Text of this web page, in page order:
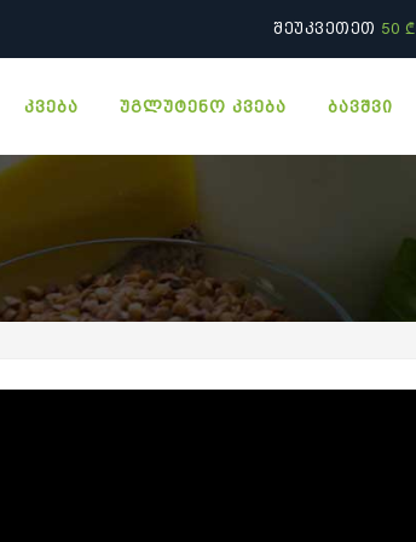
ᲨᲔᲣᲙᲕᲔᲗᲔᲗ 50 ₾
ᲙᲕᲔᲑᲐ ᲣᲒᲚᲣᲢᲔᲜᲝ ᲙᲕᲔᲑᲐ ᲑᲐᲕᲨᲕᲘ